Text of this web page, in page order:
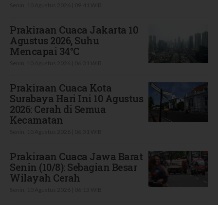
Prakiraan Cuaca Jakarta 10
Agustus 2026, Suhu
Mencapai 34°C
Prakiraan Cuaca Kota
Surabaya Hari Ini 10 Agustus
2026: Cerah di Semua
Kecamatan
Prakiraan Cuaca Jawa Barat
Senin (10/8): Sebagian Besar
Wilayah Cerah